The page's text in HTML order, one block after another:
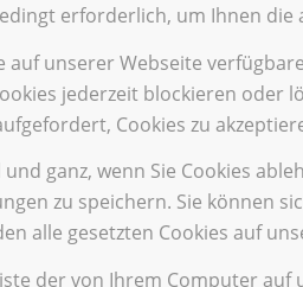
erforderlich, um Ihnen
auf unserer Webseite
jederzeit blockieren oder
Cookies zu
ganz, wenn Sie Cookies
zu speichern. Sie können
alle gesetzten Cookies auf
der von Ihrem Computer auf